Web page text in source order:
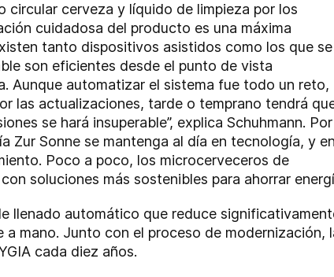
circular cerveza y líquido de limpieza por los
cuidadosa del producto es una máxima
tanto dispositivos asistidos como los que se
son eficientes desde el punto de vista
Aunque automatizar el sistema fue todo un reto,
las actualizaciones, tarde o temprano tendrá
se hará insuperable”, explica Schuhmann. Por
Zur Sonne se mantenga al día en tecnología, y en
Poco a poco, los microcerveceros de
soluciones más sostenibles para ahorrar
llenado automático que reduce
mano. Junto con el proceso de modernización,
cada diez años.